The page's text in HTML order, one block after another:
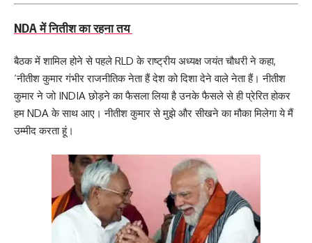
NDA में नितीश का रहना तय
बैठक में शामिल होने से पहले RLD के राष्ट्रीय अध्यक्ष जयंत चौधरी ने कहा,
‘नीतीश कुमार गंभीर राजनीतिक नेता हैं देश को दिशा देने वाले नेता हैं। नीतीश
कुमार ने जो INDIA छोड़ने का फैसला लिया है उनके फैसले से ही प्रेरित होकर
हम NDA के साथ आए। नीतीश कुमार से मुझे और सीखने का मौका मिलेगा ये मैं
उम्मीद करता हूं।